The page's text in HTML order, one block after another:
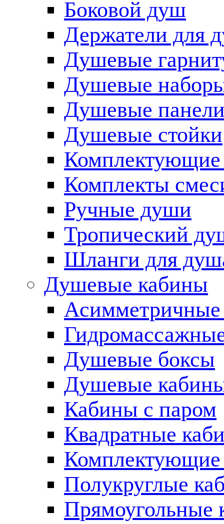
Боковой душ
Держатели для
Душевые
Душевые
Душевые
Душевые стойки
Комплекты
Ручные души
Тропический
Шланги для
Душевые кабины
Душевые боксы
Душевые
Кабины с паром
Квадратные
Комплектующие
Полукруглые
Прямоугольные